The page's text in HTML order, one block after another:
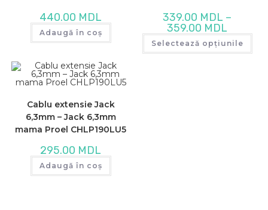
440.00 MDL
Adaugă în coș
339.00 MDL –
359.00 MDLde
prețuri:
339.00
Selectează opțiunile
are
Cablu extensie Jack
6,3mm – Jack 6,3mm
mama Proel CHLP190LU5
295.00 MDL
Adaugă în coș